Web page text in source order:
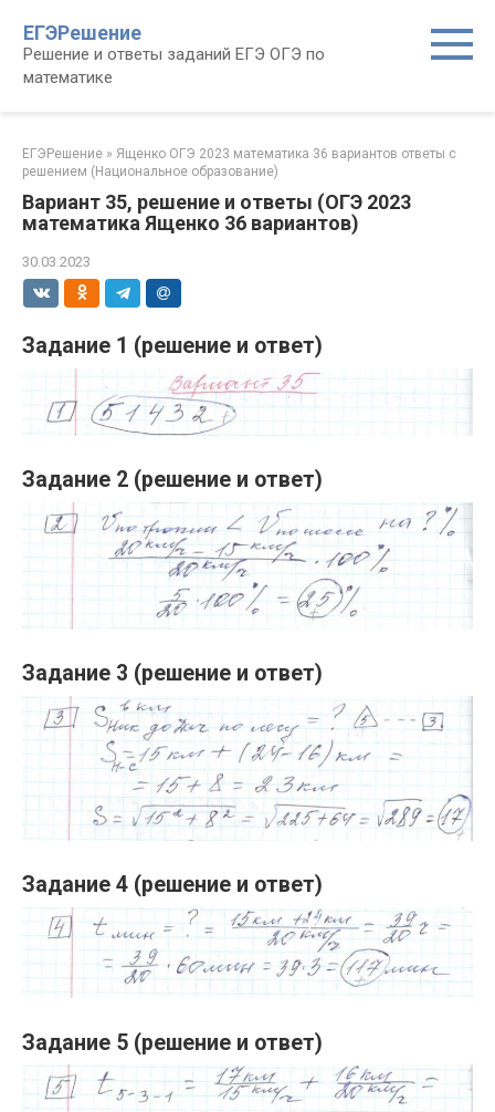
контенту
ЕГЭРешение
Решение и ответы заданий ЕГЭ ОГЭ по
математике
ЕГЭРешение » Ященко ОГЭ 2023 математика 36 вариантов ответы с
решением (Национальное образование)
Вариант 35, решение и ответы (ОГЭ 2023
математика Ященко 36 вариантов)
30.03.2023
Задание 1 (решение и ответ)
Задание 2 (решение и ответ)
Задание 3 (решение и ответ)
Задание 4 (решение и ответ)
Задание 5 (решение и ответ)